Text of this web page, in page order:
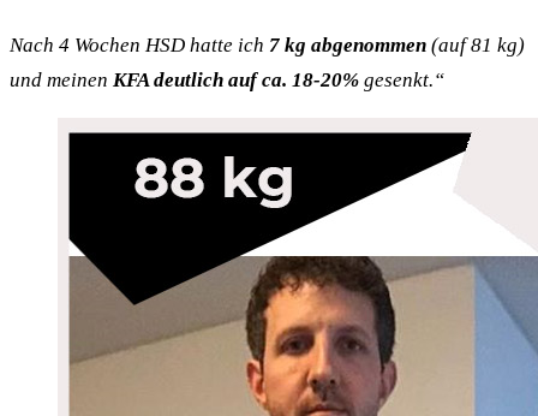
Nach 4 Wochen HSD hatte ich 7 kg abgenommen (auf 81 kg)
und meinen KFA deutlich auf ca. 18-20% gesenkt.“